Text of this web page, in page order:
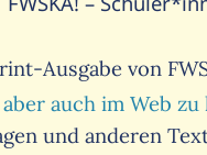
Ausgabe von
auch im Web zu
und anderen